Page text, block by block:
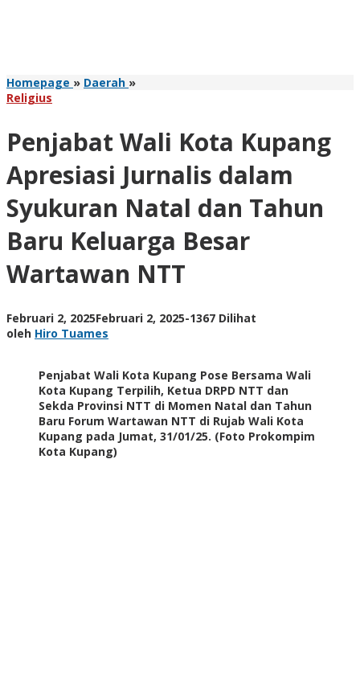
Homepage » Daerah »Penjabat
Apresiasi
dalam
Syukuran
Natal
dan
Tahun
Baru
Keluarga
Besar
NTT
Religius
Penjabat Wali Kota Kupang
Apresiasi Jurnalis dalam
Syukuran Natal dan Tahun
Baru Keluarga Besar
Wartawan NTT
Februari 2, 2025Februari 2, 2025oleh
-1367 Dilihat
oleh Hiro Tuames
Penjabat Wali Kota Kupang Pose Bersama Wali
Kota Kupang Terpilih, Ketua DRPD NTT dan
Sekda Provinsi NTT di Momen Natal dan Tahun
Baru Forum Wartawan NTT di Rujab Wali Kota
Kupang pada Jumat, 31/01/25. (Foto Prokompim
Kota Kupang)